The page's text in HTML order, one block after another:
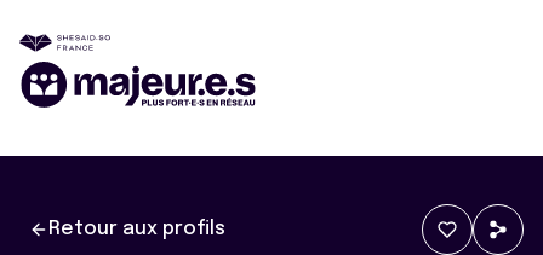
Retour aux profils